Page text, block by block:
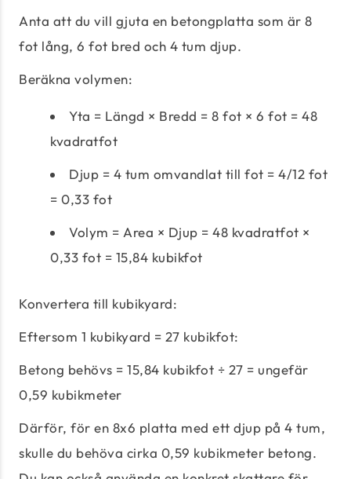
Anta att du vill gjuta en betongplatta som är 8
fot lång, 6 fot bred och 4 tum djup.
Beräkna volymen:
Yta = Längd × Bredd = 8 fot × 6 fot = 48
kvadratfot
Djup = 4 tum omvandlat till fot = 4/12 fot
= 0,33 fot
Volym = Area × Djup = 48 kvadratfot ×
0,33 fot = 15,84 kubikfot
Konvertera till kubikyard:
Eftersom 1 kubikyard = 27 kubikfot:
Betong behövs = 15,84 kubikfot ÷ 27 = ungefär
0,59 kubikmeter
Därför, för en 8x6 platta med ett djup på 4 tum,
skulle du behöva cirka 0,59 kubikmeter betong.